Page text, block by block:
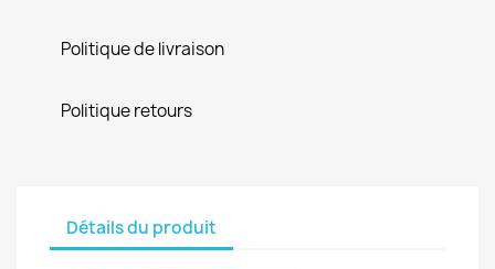
Politique de livraison
Politique retours
Détails du produit